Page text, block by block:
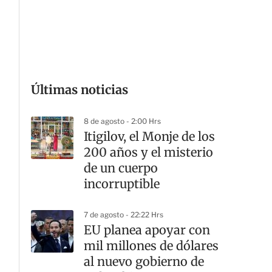
Últimas noticias
8 de agosto - 2:00 Hrs
Itigilov, el Monje de los
200 años y el misterio
de un cuerpo
incorruptible
7 de agosto - 22:22 Hrs
EU planea apoyar con
mil millones de dólares
al nuevo gobierno de